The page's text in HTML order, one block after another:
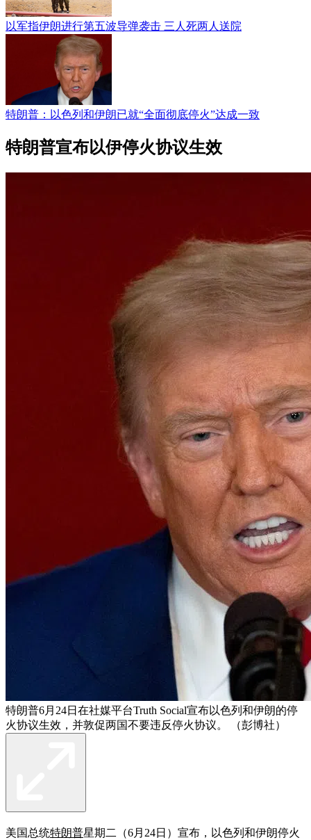
以军指伊朗进行第五波导弹袭击 三人死两人送院
特朗普：以色列和伊朗已就“全面彻底停火”达成一致
特朗普宣布以伊停火协议生效
特朗普6月24日在社媒平台Truth Social宣布以色列和伊朗的停
火协议生效，并敦促两国不要违反停火协议。 （彭博社）
美国总统特朗普星期二（6月24日）宣布，以色列和伊朗停火